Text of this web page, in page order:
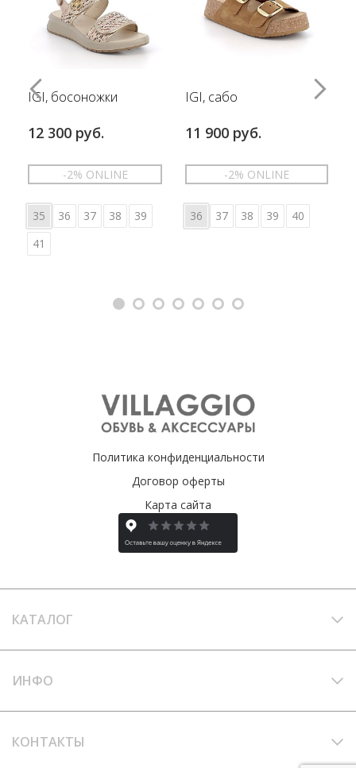
IGI, босоножки
12 300 руб.
-2% ONLINE
35 36 37 38
39
41
IGI, сабо
11 900 руб.
-2% ONLINE
36 37 38 39 40
Политика конфиденциальности
Договор оферты
Карта сайта
КАТАЛОГ
ИНФО
КОНТАКТЫ